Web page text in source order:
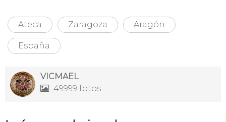
Ateca Zaragoza Aragón
España
VICMAEL
 49999 fotos